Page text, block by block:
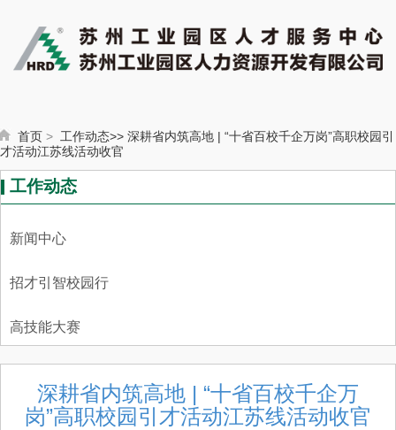
首页 > 工作动态>> 深耕省内筑高地 | “十省百校千企万岗”高职校园引
才活动江苏线活动收官
工作动态
新闻中心
招才引智校园行
高技能大赛
深耕省内筑高地 | “十省百校千企万
岗”高职校园引才活动江苏线活动收官